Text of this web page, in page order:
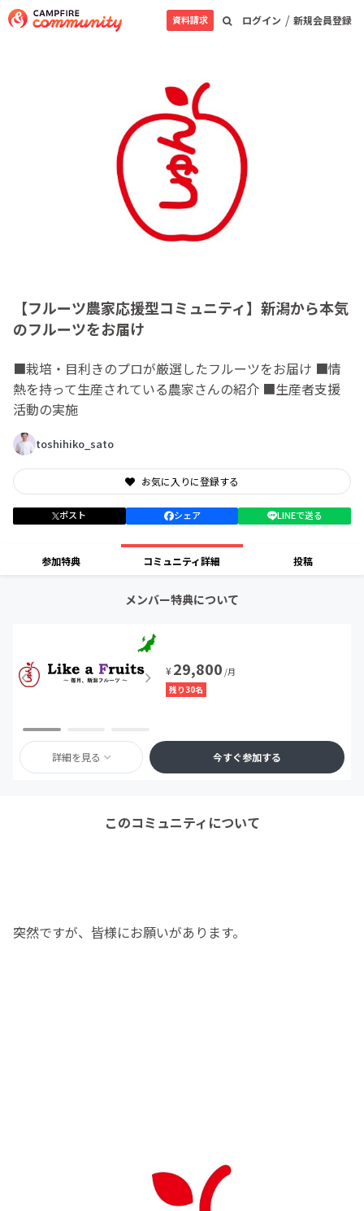
ログイン / 新規会員登録
資料請求
【フルーツ農家応援型コミュニティ】新潟から本気
のフルーツをお届け
■栽培・目利きのプロが厳選したフルーツをお届け ■情
熱を持って生産されている農家さんの紹介 ■生産者支援
活動の実施
toshihiko_sato
お気に入りに登録する
ポスト シェア LINEで送る
参加特典 コミュニティ詳細 投稿
メンバー特典について
¥29,800 /月
残り30名
詳細を見る 今すぐ参加する
このコミュニティについて
突然ですが、皆様にお願いがあります。